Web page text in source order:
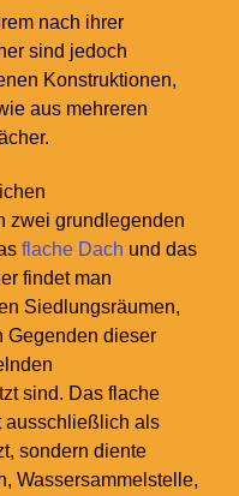
nach ihrer
sind jedoch
Konstruktionen,
aus mehreren
zwei grundlegenden
flache Dach und das
findet man
Siedlungsräumen,
Gegenden dieser
sind. Das flache
ausschließlich als
sondern diente
Wassersammelstelle,